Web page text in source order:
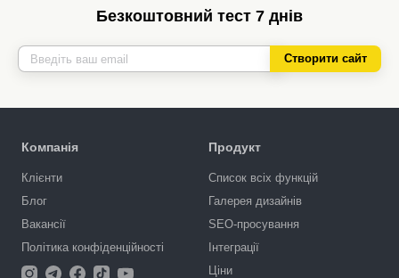
Безкоштовний тест 7 днів
Створити сайт
Компанія
Клієнти
Блог
Вакансії
Політика конфіденційності
Продукт
Список всіх функцій
Галерея дизайнів
SEO-просування
Інтеграції
Ціни